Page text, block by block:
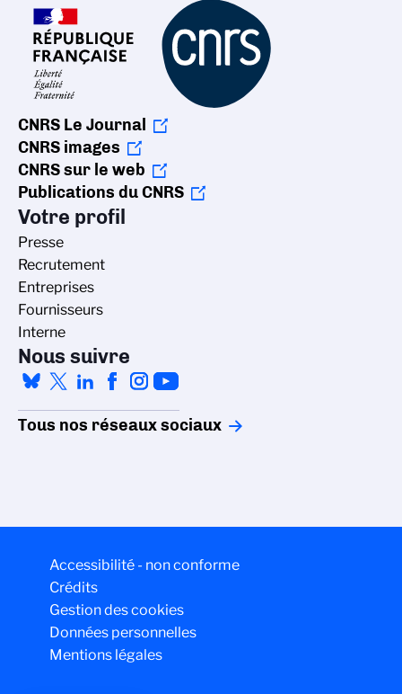
CNRS Le Journal
CNRS images
CNRS sur le web
Publications du CNRS
Votre profil
Presse
Recrutement
Entreprises
Fournisseurs
Interne
Nous suivre
Tous nos réseaux sociaux
Accessibilité - non conforme
Crédits
Gestion des cookies
Données personnelles
Mentions légales